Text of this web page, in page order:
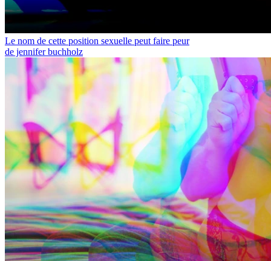
Le nom de cette position sexuelle peut faire peur
de jennifer buchholz